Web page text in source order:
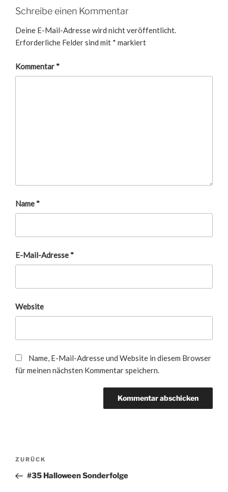
Schreibe einen Kommentar
Deine E-Mail-Adresse wird nicht veröffentlicht.
Erforderliche Felder sind mit * markiert
Kommentar*
Name*
E-Mail-Adresse*
Website
Name, E-Mail-Adresse und Website in diesem Browser
für meinen nächsten Kommentar speichern.
Beitragsnavigation
Vorheriger
Beitrag
ZURÜCK
#35 Halloween Sonderfolge